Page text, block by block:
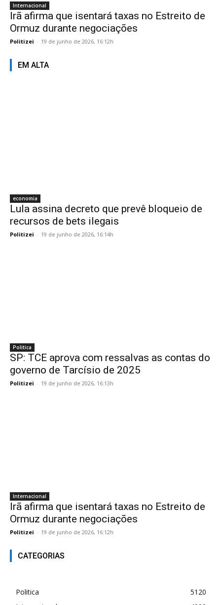
Internacional
Irã afirma que isentará taxas no Estreito de
Ormuz durante negociações
Politizei - 19 de junho de 2026, 16:12h
EM ALTA
economia
Lula assina decreto que prevê bloqueio de
recursos de bets ilegais
Politizei - 19 de junho de 2026, 16:14h
Politica
SP: TCE aprova com ressalvas as contas do
governo de Tarcísio de 2025
Politizei - 19 de junho de 2026, 16:13h
Internacional
Irã afirma que isentará taxas no Estreito de
Ormuz durante negociações
Politizei - 19 de junho de 2026, 16:12h
CATEGORIAS
Politica
5120